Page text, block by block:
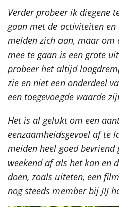
Verder probeer ik diegene
gaan met de activiteiten
melden zich aan, maar
mee te gaan is een grote
probeer het altijd
zie en niet een onderdeel
een toegevoegde waarde
Het is al gelukt om een
eenzaamheidsgevoel af te
meiden heel goed
weekend af als het kan en
doen, zoals uiteten, een
nog steeds member bij JIJ